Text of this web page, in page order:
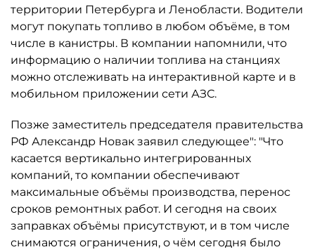
территории Петербурга и Ленобласти. Водители
могут покупать топливо в любом объёме, в том
числе в канистры. В компании напомнили, что
информацию о наличии топлива на станциях
можно отслеживать на интерактивной карте и в
мобильном приложении сети АЗС.
Позже заместитель председателя правительства
РФ Александр Новак заявил следующее": "Что
касается вертикально интегрированных
компаний, то компании обеспечивают
максимальные объёмы производства, перенос
сроков ремонтных работ. И сегодня на своих
заправках объёмы присутствуют, и в том числе
снимаются ограничения, о чём сегодня было